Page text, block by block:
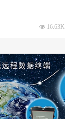
16.63K